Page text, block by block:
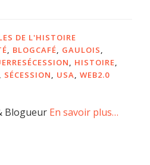
DE L'HISTOIRE
BLOGCAFÉ GAULOIS
HISTOIRE
SÉCESSION USA WEB2.0
Blogueur En savoir plus…